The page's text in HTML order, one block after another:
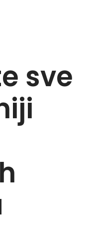
sve